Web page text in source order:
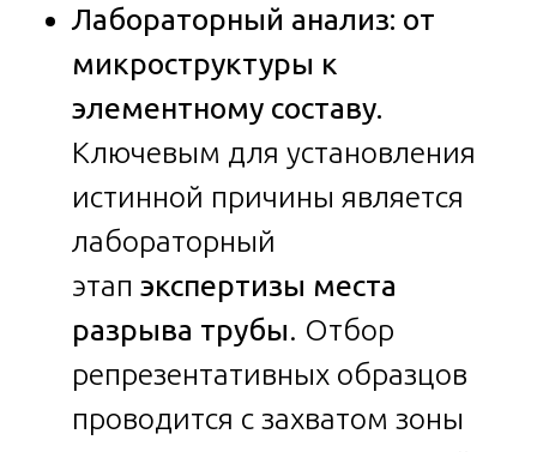
Лабораторный анализ: от
микроструктуры к
элементному составу.
Ключевым для установления
истинной причины является
лабораторный
этап экспертизы места
разрыва трубы. Отбор
репрезентативных образцов
проводится с захватом зоны